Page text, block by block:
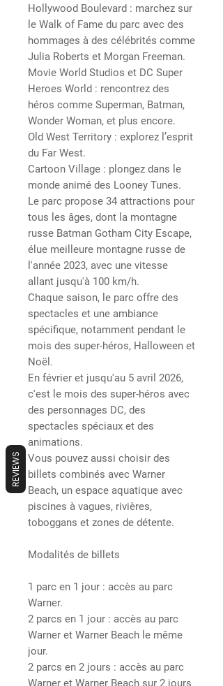
Hollywood Boulevard : marchez sur
le Walk of Fame du parc avec des
hommages à des célébrités comme
Julia Roberts et Morgan Freeman.
Movie World Studios et DC Super
Heroes World : rencontrez des
héros comme Superman, Batman,
Wonder Woman, et plus encore.
Old West Territory : explorez l’esprit
du Far West.
Cartoon Village : plongez dans le
monde animé des Looney Tunes.
Le parc propose 34 attractions pour
tous les âges, dont la montagne
russe Batman Gotham City Escape,
élue meilleure montagne russe de
l'année 2023, avec une vitesse
allant jusqu'à 100 km/h.
Chaque saison, le parc offre des
spectacles et une ambiance
spécifique, notamment pendant le
mois des super-héros, Halloween et
Noël.
En février et jusqu'au 5 avril 2026,
c'est le mois des super-héros avec
des personnages DC, des
spectacles spéciaux et des
animations.
Vous pouvez aussi choisir des
billets combinés avec Warner
Beach, un espace aquatique avec
piscines à vagues, rivières,
toboggans et zones de détente.
Modalités de billets
1 parc en 1 jour : accès au parc
Warner.
2 parcs en 1 jour : accès au parc
Warner et Warner Beach le même
jour.
2 parcs en 2 jours : accès au parc
Warner et Warner Beach sur 2 jours
REVIEWS